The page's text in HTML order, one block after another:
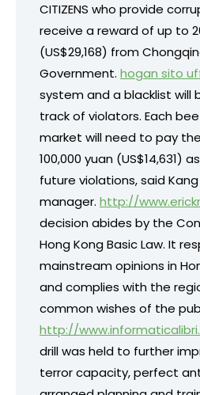
CITIZENS who provide
receive a reward of up to
(US$29,168) from
Government. hogan sito
system and a blacklist will
track of violators. Each
market will need to pay
100,000 yuan (US$14,631)
future violations, said
manager. http://
decision abides by the
Hong Kong Basic Law. It
mainstream opinions in
and complies with the
common wishes of the
http://
drill was held to further
terror capacity, perfect